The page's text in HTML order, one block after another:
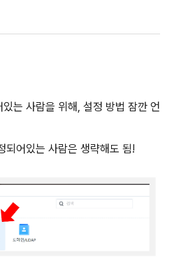
는 사람을 위해, 설정 방법 잠깐 언
되어있는 사람은 생략해도 됨!